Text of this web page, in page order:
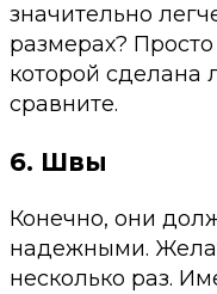
значительно
размерах?
которой сделана
сравните.
6. Швы
Конечно, они
надежными.
несколько раз.